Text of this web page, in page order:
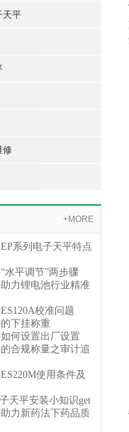
天平
修
+MORE
系列电子天平特点
水平调节”两步骤
力锂电池行业精准
校准问题
下挂称重
何设置出厂设置
合规称量之审计追
使用条件及
天平安装小知识get
力新药法下药品质